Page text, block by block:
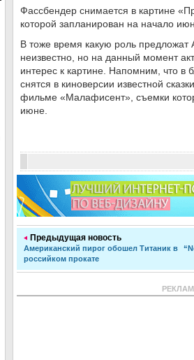
Фассбендер снимается в картине
которой запланирован на начало
В тоже время какую роль
неизвестно, но на данный момент
интерес к картине. Напомним, что
снятся в киноверсии известной
фильме «Малафисент», съемки
июне.
Предыдущая новость
Американский пирог обошел Титаник в
российком прокате